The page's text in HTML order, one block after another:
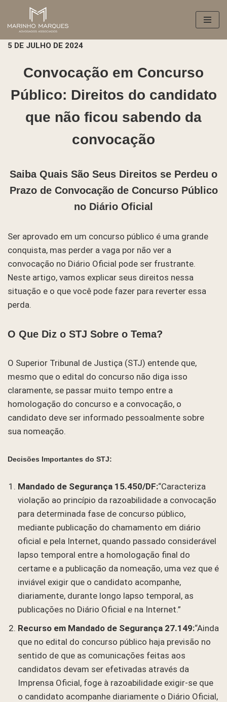
Pular
para
conteúdo
5 DE JULHO DE 2024
Convocação em Concurso
Público: Direitos do candidato
que não ficou sabendo da
convocação
Saiba Quais São Seus Direitos se Perdeu o
Prazo de Convocação de Concurso Público
no Diário Oficial
Ser aprovado em um concurso público é uma grande
conquista, mas perder a vaga por não ver a
convocação no Diário Oficial pode ser frustrante.
Neste artigo, vamos explicar seus direitos nessa
situação e o que você pode fazer para reverter essa
perda.
O Que Diz o STJ Sobre o Tema?
O Superior Tribunal de Justiça (STJ) entende que,
mesmo que o edital do concurso não diga isso
claramente, se passar muito tempo entre a
homologação do concurso e a convocação, o
candidato deve ser informado pessoalmente sobre
sua nomeação.
Decisões Importantes do STJ:
Mandado de Segurança 15.450/DF:“Caracteriza
violação ao princípio da razoabilidade a convocação
para determinada fase de concurso público,
mediante publicação do chamamento em diário
oficial e pela Internet, quando passado considerável
lapso temporal entre a homologação final do
certame e a publicação da nomeação, uma vez que é
inviável exigir que o candidato acompanhe,
diariamente, durante longo lapso temporal, as
publicações no Diário Oficial e na Internet.”
Recurso em Mandado de Segurança 27.149:“Ainda
que no edital do concurso público haja previsão no
sentido de que as comunicações feitas aos
candidatos devam ser efetivadas através da
Imprensa Oficial, foge à razoabilidade exigir-se que
o candidato acompanhe diariamente o Diário Oficial,